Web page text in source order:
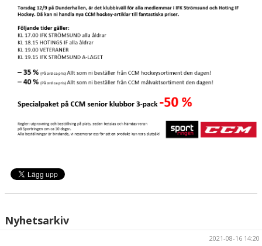
Nyhetsarkiv
2021-08-16 14:20